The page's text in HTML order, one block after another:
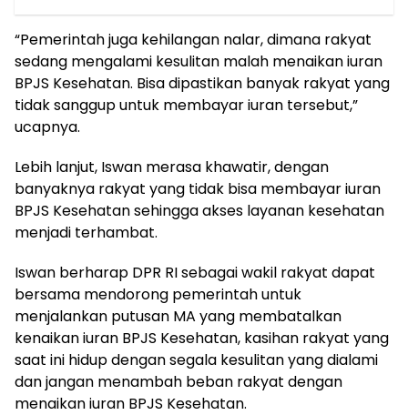
“Pemerintah juga kehilangan nalar, dimana rakyat
sedang mengalami kesulitan malah menaikan iuran
BPJS Kesehatan. Bisa dipastikan banyak rakyat yang
tidak sanggup untuk membayar iuran tersebut,”
ucapnya.
Lebih lanjut, Iswan merasa khawatir, dengan
banyaknya rakyat yang tidak bisa membayar iuran
BPJS Kesehatan sehingga akses layanan kesehatan
menjadi terhambat.
Iswan berharap DPR RI sebagai wakil rakyat dapat
bersama mendorong pemerintah untuk
menjalankan putusan MA yang membatalkan
kenaikan iuran BPJS Kesehatan, kasihan rakyat yang
saat ini hidup dengan segala kesulitan yang dialami
dan jangan menambah beban rakyat dengan
menaikan iuran BPJS Kesehatan.